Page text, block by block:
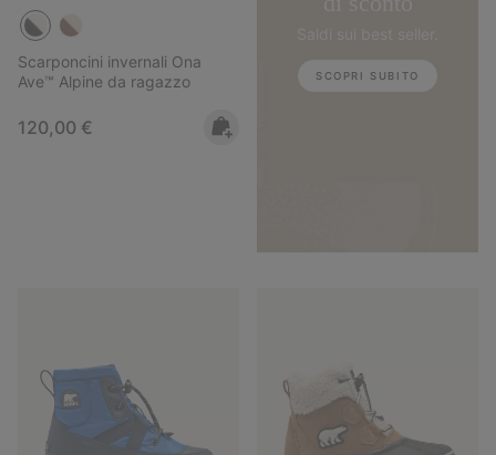
Scarponcini invernali Ona
Ave™ Alpine da ragazzo
Regular price:
120,00 €
SCOPRI SUBITO